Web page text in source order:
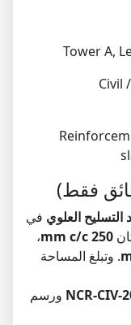
Civil
فقط)
التسليح العلوي في
250 mm c/c
،
. وتبلغ المساحة
NCR-CIV- ورسم